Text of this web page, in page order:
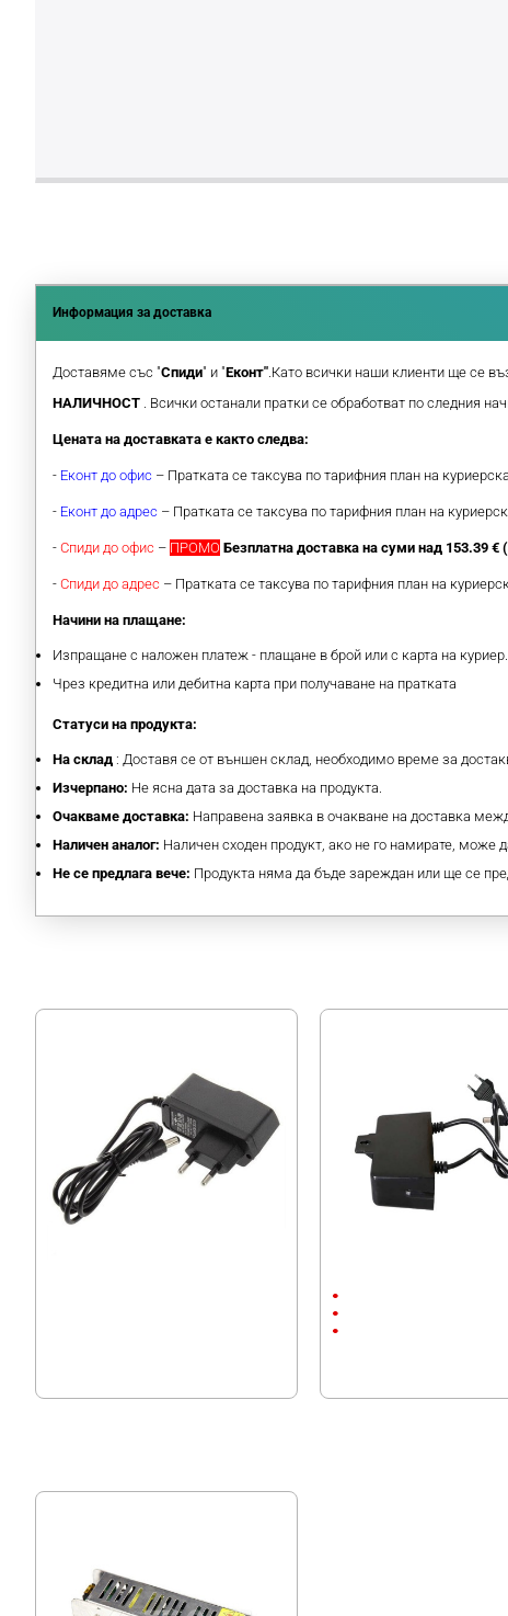
Информация за доставка
Доставяме със "Спиди" и "Еконт" .Като всички наши клиенти ще се
НАЛИЧНОСТ
. Всички останали пратки се обработват по следния
Цената на доставката е както следва:
- Еконт до офис – Пратката се таксува по тарифния план на
- Еконт до адрес – Пратката се таксува по тарифния план на
- Спиди до офис – ПРОМО Безплатна доставка на суми над 153.39 €
- Спиди до адрес – Пратката се таксува по тарифния план на
Начини на плащане:
Изпращане с наложен платеж - плащане в брой или с карта на куриер.
Чрез кредитна или дебитна карта при получаване на пратката
Статуси на продукта:
На склад : Доставя се от външен склад, необходимо време за
Изчерпано: Не ясна дата за доставка на продукта.
Очакваме доставка: Направена заявка в очакване на доставка
Наличен аналог: Наличен сходен продукт, ако не го намирате, може
Не се предлага вече: Продукта няма да бъде зареждан или ще се